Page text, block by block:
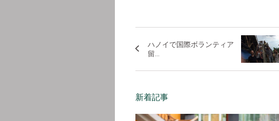
ハノイで国際ボランティア
留...
新着記事